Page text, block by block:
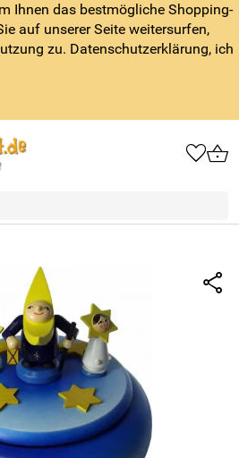
Ihnen das bestmögliche Shopping-
auf unserer Seite weitersurfen,
zu. Datenschutzerklärung, ich